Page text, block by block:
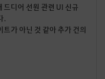
드디어 선원 관련 UI 신규
.
가 아닌 것 같아 추가 건의